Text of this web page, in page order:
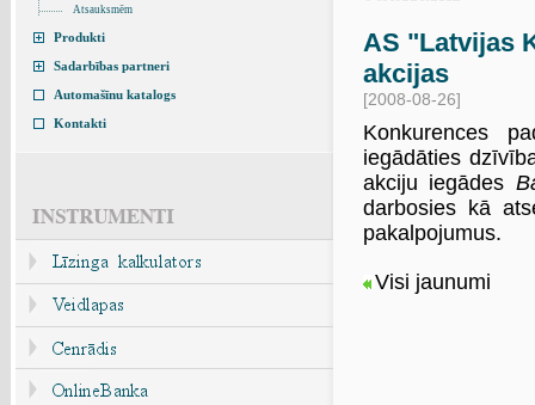
Atsauksmēm
Produkti
Sadarbības partneri
Automašīnu katalogs
Kontakti
AS "Latvijas
akcijas
[2008-08-26]
Konkurences
iegādāties
akciju iegādes
darbosies kā
pakalpojumus.
Visi jaunumi